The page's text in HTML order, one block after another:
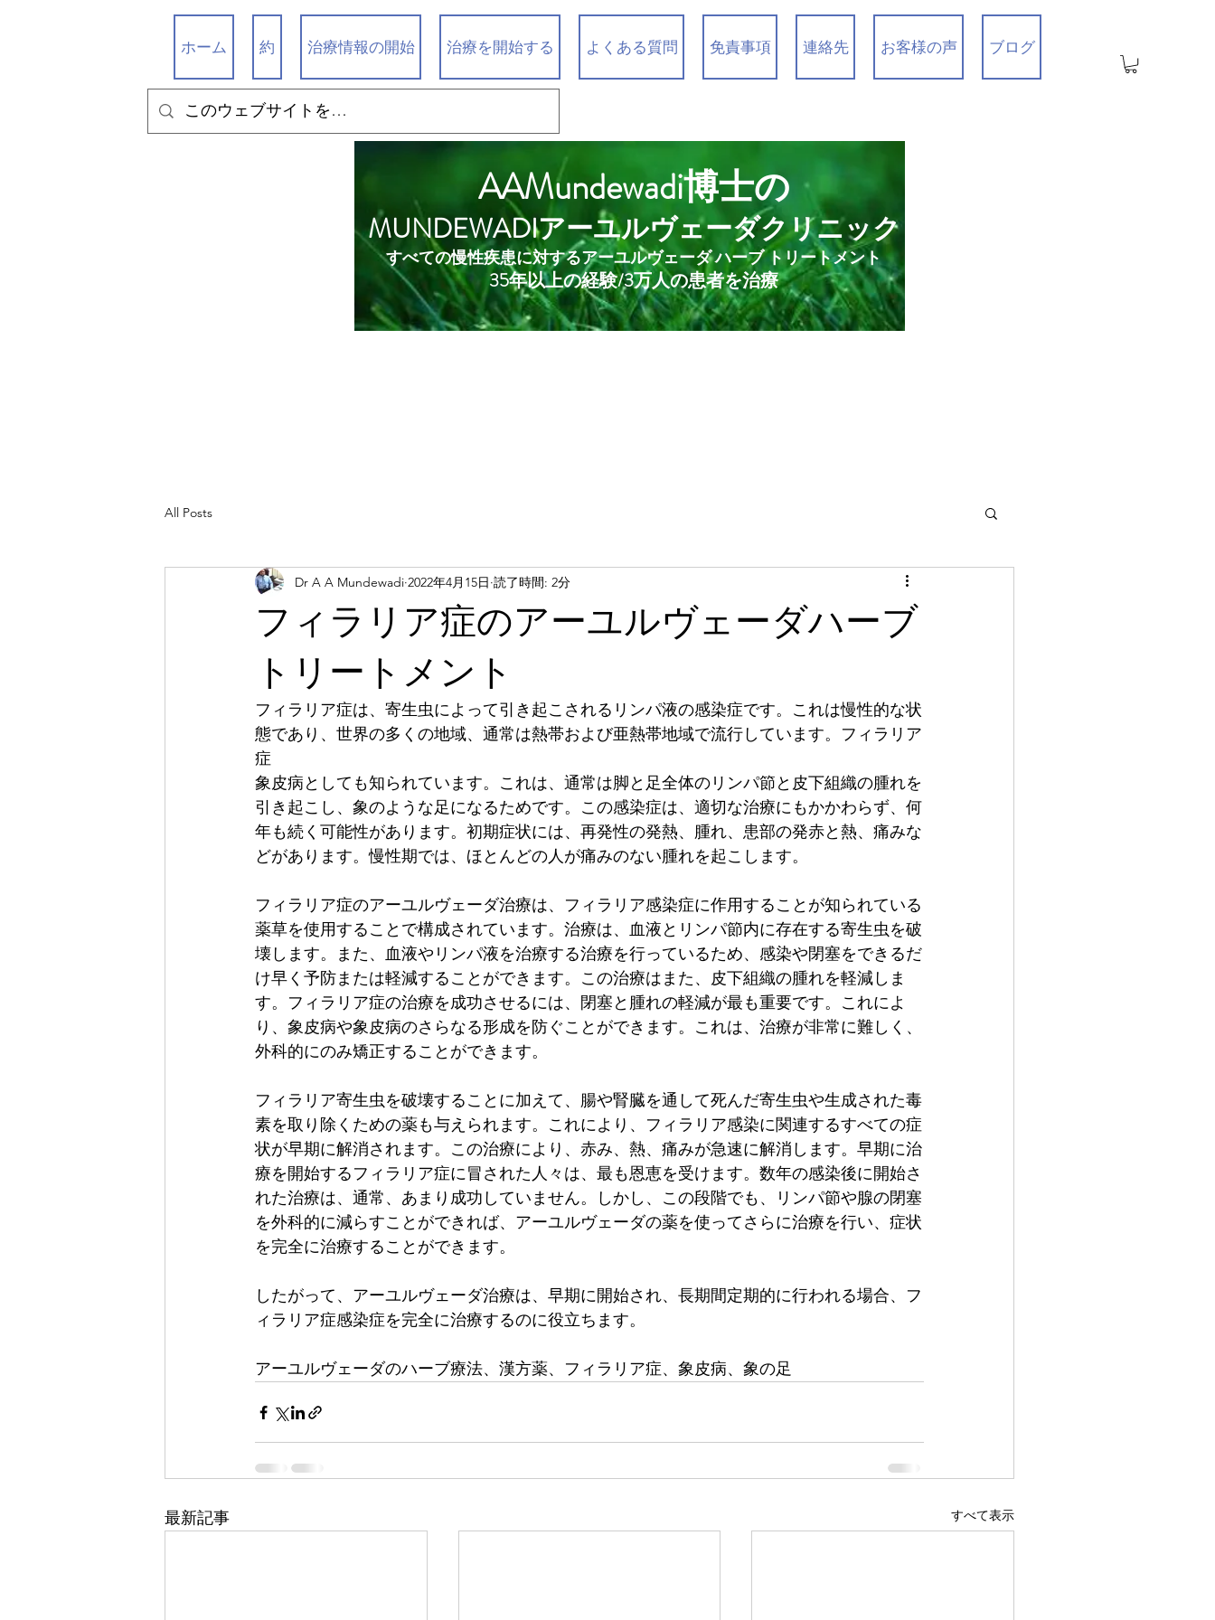
ホーム 約 治療情報の開始 治療を開始する よくある質問 免責事項 連絡先 お客様の声 ブログ
AAMundewadi博士の
MUNDEWADIアーユルヴェーダクリニック
すべての慢性疾患に対するアーユルヴェーダ ハーブ トリートメント
35年以上の経験/3万人の患者を治療
All Posts
フィラリア症のアーユルヴェーダハーブ
トリートメント
Dr A A Mundewadi 2022年4月15日 読了時間: 2分
フィラリア症は、寄生虫によって引き起こされるリンパ液の感染症です。これは慢性的な状
態であり、世界の多くの地域、通常は熱帯および亜熱帯地域で流行しています。フィラリア
症
象皮病としても知られています。これは、通常は脚と足全体のリンパ節と皮下組織の腫れを
引き起こし、象のような足になるためです。この感染症は、適切な治療にもかかわらず、何
年も続く可能性があります。初期症状には、再発性の発熱、腫れ、患部の発赤と熱、痛みな
どがあります。慢性期では、ほとんどの人が痛みのない腫れを起こします。
フィラリア症のアーユルヴェーダ治療は、フィラリア感染症に作用することが知られている
薬草を使用することで構成されています。治療は、血液とリンパ節内に存在する寄生虫を破
壊します。また、血液やリンパ液を治療する治療を行っているため、感染や閉塞をできるだ
け早く予防または軽減することができます。この治療はまた、皮下組織の腫れを軽減しま
す。フィラリア症の治療を成功させるには、閉塞と腫れの軽減が最も重要です。これによ
り、象皮病や象皮病のさらなる形成を防ぐことができます。これは、治療が非常に難しく、
外科的にのみ矯正することができます。
フィラリア寄生虫を破壊することに加えて、腸や腎臓を通して死んだ寄生虫や生成された毒
素を取り除くための薬も与えられます。これにより、フィラリア感染に関連するすべての症
状が早期に解消されます。この治療により、赤み、熱、痛みが急速に解消します。早期に治
療を開始するフィラリア症に冒された人々は、最も恩恵を受けます。数年の感染後に開始さ
れた治療は、通常、あまり成功していません。しかし、この段階でも、リンパ節や腺の閉塞
を外科的に減らすことができれば、アーユルヴェーダの薬を使ってさらに治療を行い、症状
を完全に治療することができます。
したがって、アーユルヴェーダ治療は、早期に開始され、長期間定期的に行われる場合、フ
ィラリア症感染症を完全に治療するのに役立ちます。
アーユルヴェーダのハーブ療法、漢方薬、フィラリア症、象皮病、象の足
最新記事 すべて表示